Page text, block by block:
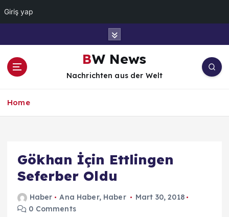
Giriş yap
BW News
Nachrichten aus der Welt
Home
Gökhan İçin Ettlingen
Seferber Oldu
Haber Ana Haber, Haber
Mart 30, 2018
0 Comments